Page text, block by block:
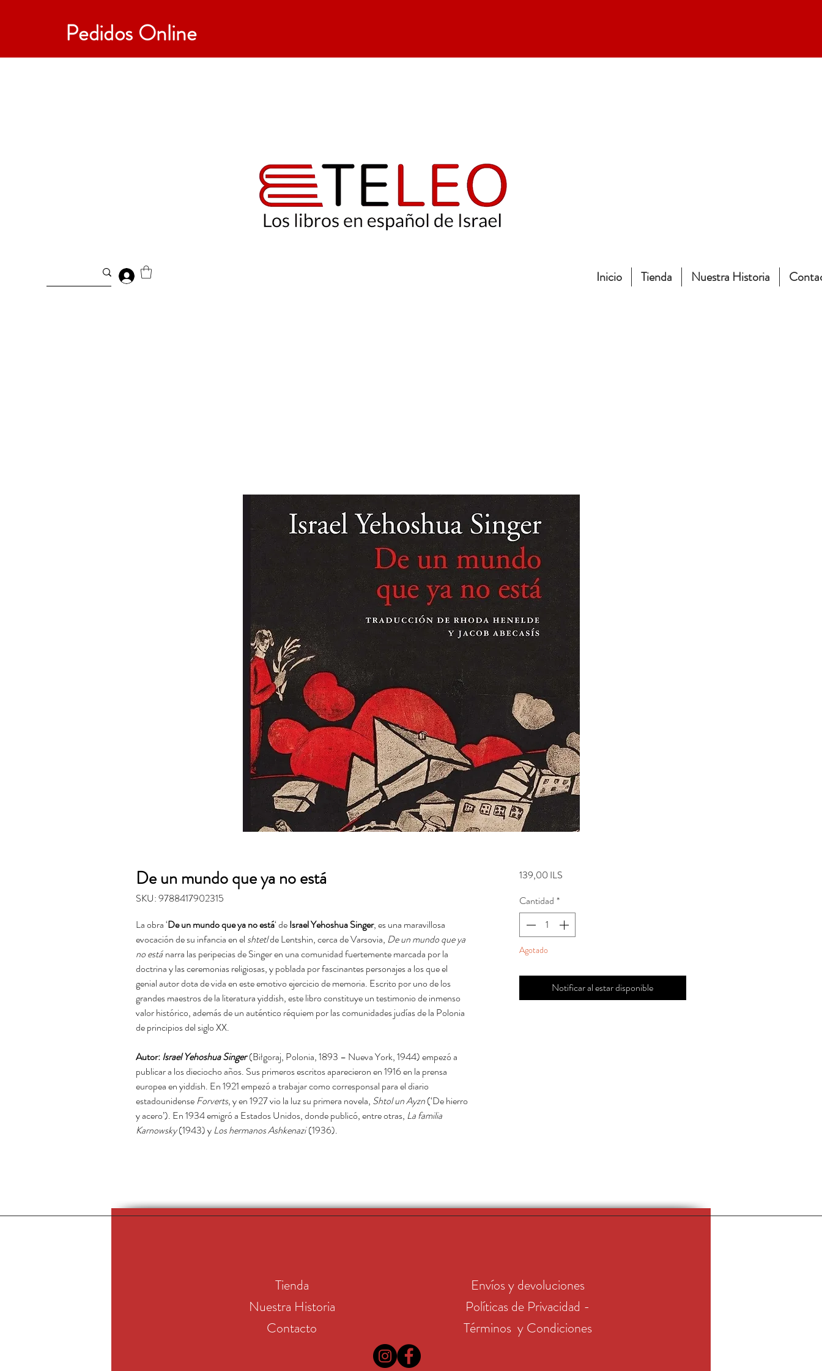
Pedidos Online
Entrar Inicio Tienda Nuestra Historia
De un mundo que ya no está
SKU: 9788417902315
La obra ‘De un mundo que ya no está‘ deIsrael Yehoshua Singer, es una maravillosa
evocación de su infancia en el shtetlde Lentshin, cerca de Varsovia, De un mundo que ya
no está narra las peripecias de Singer en una comunidad fuertemente marcada por la
doctrina y las ceremonias religiosas, y poblada por fascinantes personajes a los que el
genial autor dota de vida en este emotivo ejercicio de memoria. Escrito por uno de los
grandes maestros de la literatura yiddish, este libro constituye un testimonio de inmenso
valor histórico, además de un auténtico réquiem por las comunidades judías de la Polonia
de principios del siglo XX.
Autor:Israel Yehoshua Singer (Biłgoraj, Polonia, 1893 – Nueva York, 1944) empezó a
publicar a los dieciocho años. Sus primeros escritos aparecieron en 1916 en la prensa
europea en yiddish. En 1921 empezó a trabajar como corresponsal para el diario
estadounidenseForverts, y en 1927 vio la luz su primera novela, Shtol un Ayzn(‘De hierro
y acero’). En 1934 emigró a Estados Unidos, donde publicó, entre otras, La familia
Karnowsky(1943) yLos hermanos Ashkenazi(1936).
139,00 ILSPrecio
Cantidad *
Agotado
Notificar al estar disponible
Tienda
Nuestra Historia
Contacto
Envíos y devoluciones
Políticas de Privacidad -
Términos y Condiciones